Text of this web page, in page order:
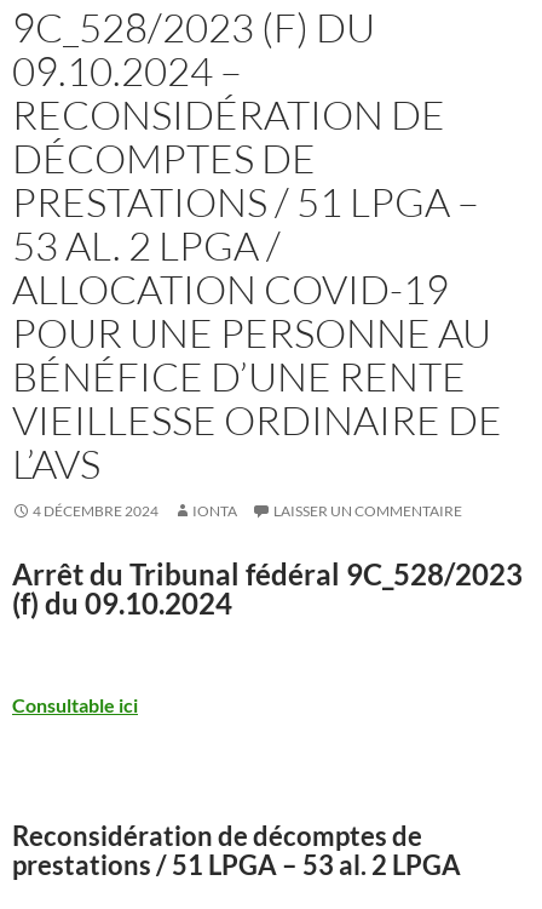
9C_528/2023 (F) DU
09.10.2024 –
RECONSIDÉRATION DE
DÉCOMPTES DE
PRESTATIONS / 51 LPGA –
53 AL. 2 LPGA /
ALLOCATION COVID-19
POUR UNE PERSONNE AU
BÉNÉFICE D’UNE RENTE
VIEILLESSE ORDINAIRE DE
L’AVS
4 DÉCEMBRE 2024 IONTA LAISSER UN COMMENTAIRE
Arrêt du Tribunal fédéral 9C_528/2023
(f) du 09.10.2024
Consultable ici
Reconsidération de décomptes de
prestations / 51 LPGA – 53 al. 2 LPGA